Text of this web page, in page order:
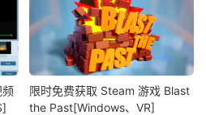
限时免费获取 Steam 游戏 Blast
the Past[Windows、VR]